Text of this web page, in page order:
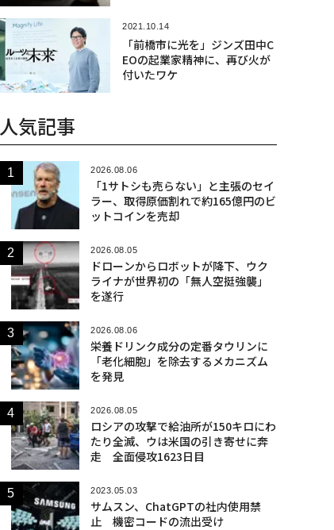
2021.10.14
「前橋市に光を」ジンズ田中C
EOの起業家精神に、再び火が
付いたワケ
人気記事
2026.08.06
「1サトシも売らない」と主張のセイ
ラー、取得原価割れで約165億円のビ
ットコインを売却
2026.08.05
ドローンからロボットが降下、ウク
ライナが世界初の「無人空挺強襲」
を遂行
2026.08.06
栄養ドリンク成分の定番タウリンに
「老化細胞」を除去するメカニズム
を発見
2026.08.05
ロシアの攻撃で給油所が150キロにわ
たり全滅、ウは米国の引き寄せに奔
走 全面侵攻1623日目
2023.05.03
サムスン、ChatGPTの社内使用禁
止 機密コードの流出受け